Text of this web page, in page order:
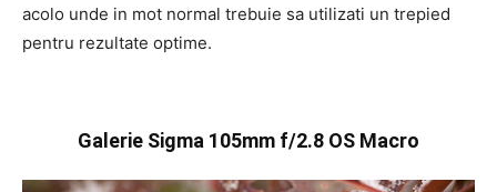
acolo unde in mot normal trebuie sa utilizati un trepied
pentru rezultate optime.
Galerie Sigma 105mm f/2.8 OS Macro